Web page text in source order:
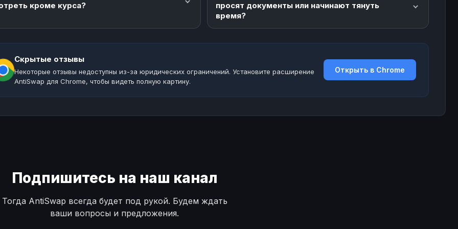
кроме курса?
просят документы или начинают тянуть
время?
Скрытые отзывы
Некоторые отзывы недоступны из-за юридических ограничений. Установите расширение
AntiSwap для Chrome, чтобы видеть полную картину.
Открыть в Chrome
Подпишитесь на наш канал
Тогда AntiSwap всегда будет под рукой. Будем ждать
ваши вопросы и предложения.